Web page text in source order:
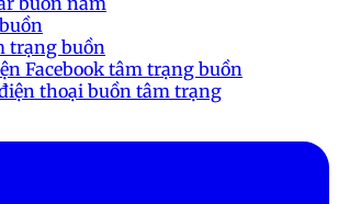
trạng buồn
Facebook tâm trạng buồn
thoại buồn tâm trạng